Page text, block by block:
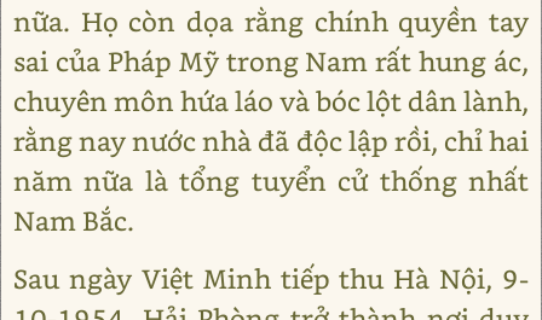
nữa. Họ còn dọa rằng chính quyền tay
sai của Pháp Mỹ trong Nam rất hung ác,
chuyên môn hứa láo và bóc lột dân lành,
rằng nay nước nhà đã độc lập rồi, chỉ hai
năm nữa là tổng tuyển cử thống nhất
Nam Bắc.
Sau ngày Việt Minh tiếp thu Hà Nội, 9-